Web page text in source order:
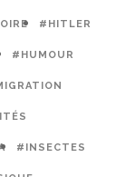
#HITLER
#HUMOUR
#INSECTES